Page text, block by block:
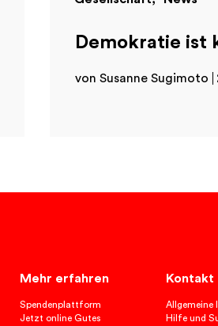
Demokratie ist
von Susanne Sugimoto
Mehr erfahren
Spendenplattform
Jetzt online Gutes
Kontakt
Allgemeine
Hilfe und